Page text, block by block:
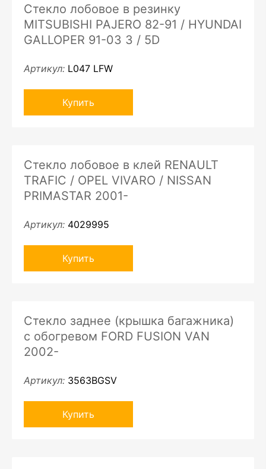
Стекло лобовое в резинку
MITSUBISHI PAJERO 82-91 / HYUNDAI
GALLOPER 91-03 3 / 5D
Артикул: L047 LFW
Купить
Стекло лобовое в клей RENAULT
TRAFIC / OPEL VIVARO / NISSAN
PRIMASTAR 2001-
Артикул: 4029995
Купить
Стекло заднее (крышка багажника)
с обогревом FORD FUSION VAN
2002-
Артикул: 3563BGSV
Купить